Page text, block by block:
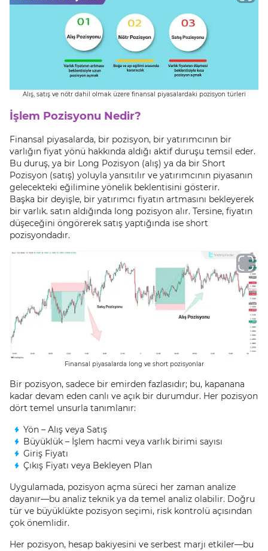
Alış, satış ve nötr dahil olmak üzere finansal piyasalardaki pozisyon türleri
İşlem Pozisyonu Nedir?
Finansal piyasalarda, bir pozisyon, bir yatırımcının bir
varlığın fiyat yönü hakkında aldığı aktif duruşu temsil eder.
Bu duruş, ya bir Long Pozisyon (alış) ya da bir Short
Pozisyon (satış) yoluyla yansıtılır ve yatırımcının piyasanın
gelecekteki eğilimine yönelik beklentisini gösterir.
Başka bir deyişle, bir yatırımcı fiyatın artmasını bekleyerek
bir varlık. satın aldığında long pozisyon alır. Tersine, fiyatın
düşeceğini öngörerek satış yaptığında ise short
pozisyondadır.
Finansal piyasalarda long ve short pozisyonlar
Bir pozisyon, sadece bir emirden fazlasıdır; bu, kapanana
kadar devam eden canlı ve açık bir durumdur. Her pozisyon
dört temel unsurla tanımlanır:
Yön – Alış veya Satış
Büyüklük – İşlem hacmi veya varlık birimi sayısı
Giriş Fiyatı
Çıkış Fiyatı veya Bekleyen Plan
Uygulamada, pozisyon açma süreci her zaman analize
dayanır—bu analiz teknik ya da temel analiz olabilir. Doğru
tür ve büyüklükte pozisyon seçimi, risk kontrolü açısından
çok önemlidir.
Her pozisyon, hesap bakiyesini ve serbest marjı etkiler—bu